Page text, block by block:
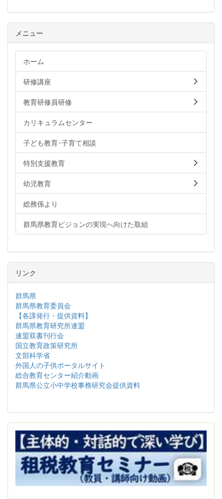
メニュー
ホーム
研修講座
教育研修員研修
カリキュラムセンター
子ども教育･子育て相談
特別支援教育
幼児教育
総務係より
群馬県教育ビジョンの実現へ向けた取組
リンク
群馬県
群馬県教育委員会
【各課発行・提供資料】
群馬県教育研究所連盟
連盟双書刊行会
国立教育政策研究所
文部科学省
外国人の子供ポータルサイト
総合教育センター紹介動画
群馬県公立小中学校事務研究会提供資料